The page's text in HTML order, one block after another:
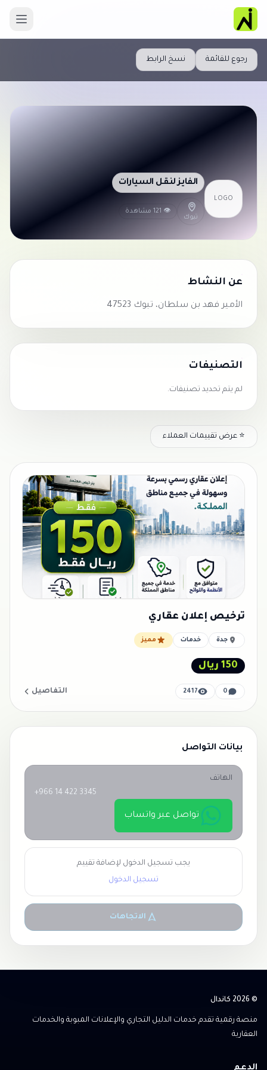
رجوع للقائمة نسخ الرابط
LOGO
الفايز لنقل السيارات
تبوك
👁 121 مشاهدة
عن النشاط
الأمير فهد بن سلطان، تبوك 47523
التصنيفات
لم يتم تحديد تصنيفات.
⭐ عرض تقييمات العملاء
ترخيص إعلان عقاري
جدة خدمات مميز
150 ريال
0
2417 التفاصيل
بيانات التواصل
الهاتف
+966 14 422 3345
تواصل عبر واتساب
يجب تسجيل الدخول لإضافة تقييم
تسجيل الدخول
الاتجاهات
© 2026 كاندال
منصة رقمية تقدم خدمات الدليل التجاري والإعلانات المبوبة والخدمات
العقارية